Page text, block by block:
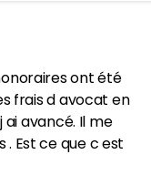
ont été
frais d avocat en
ai avancé. Il me
Est ce que c est